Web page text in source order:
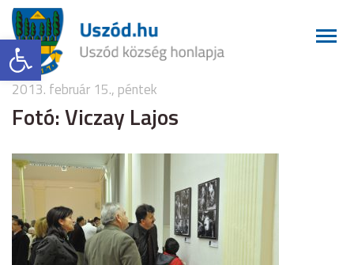
Eszköztár megnyitása
2013. február 15., péntek
Fotó: Viczay Lajos